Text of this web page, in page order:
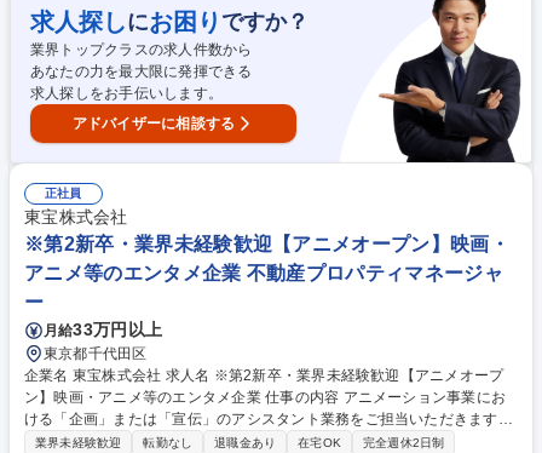
す。※未経験の方に関しては、入行後3ヶ月間の金融の実務を学んでいた
だく研修を準備しております。 ・法人RM業務・金融機能業務・コーポレ
ート・ナレッジ業務 ※それぞれの業務内容に関しては、別途その他労働条
件備考欄に記載 募集職種 【総合職/ポテンシャル採用(第2新卒)】投融資一
体型のソリューション提案
求人探しにお困り ですか？
業界トップクラスの求人件数から
あなたの力を最大限に発揮できる
求人探しをお手伝いします。
アドバイザーに相談する
正社員
東宝株式会社
※第2新卒・業界未経験歓迎【アニメオープン】映画・
アニメ等のエンタメ企業 不動産プロパティマネージャ
ー
月給33万円以上
東京都千代田区
企業名 東宝株式会社 求人名 ※第2新卒・業界未経験歓迎【アニメオープ
ン】映画・アニメ等のエンタメ企業 仕事の内容 アニメーション事業にお
ける「企画」または「宣伝」のアシスタント業務をご担当いただきます。
ご経験や適性、ご希望を考慮し、下記いずれかのポジションに配属されま
業界未経験歓迎 転勤なし 退職金あり 在宅OK
完全週休2日制